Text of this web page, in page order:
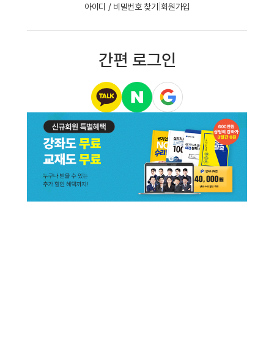
아이디 / 비밀번호 찾기 |회원가입
간편 로그인